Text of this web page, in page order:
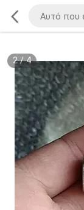
2/4